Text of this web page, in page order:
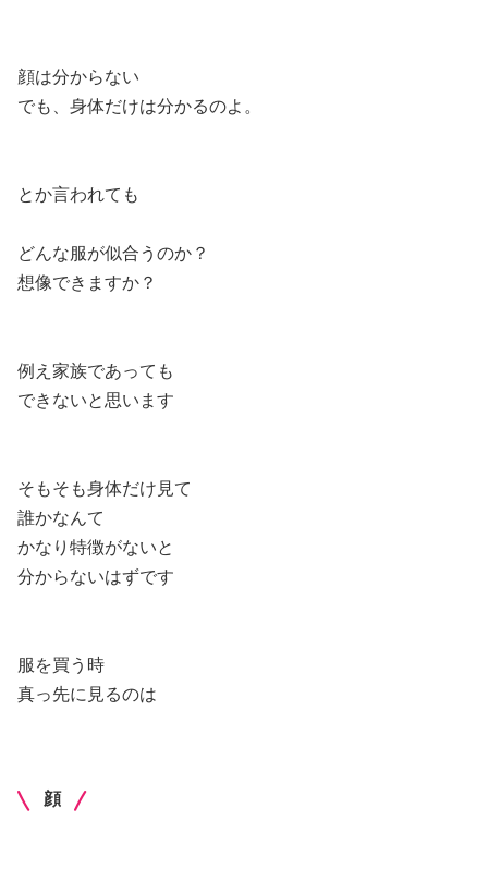
顔は分からない
でも、身体だけは分かるのよ。
とか言われても
どんな服が似合うのか？
想像できますか？
例え家族であっても
できないと思います
そもそも身体だけ見て
誰かなんて
かなり特徴がないと
分からないはずです
服を買う時
真っ先に見るのは
顔